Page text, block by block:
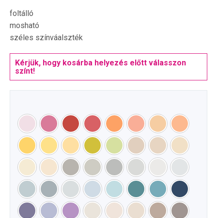
foltálló
mosható
széles színváalszték
Kérjük, hogy kosárba helyezés előtt válasszon
színt!